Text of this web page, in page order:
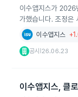
이수앱지스가
가했습니다. 조정은
이수앱지스
공시 26.06.23
이수앱지스, 클